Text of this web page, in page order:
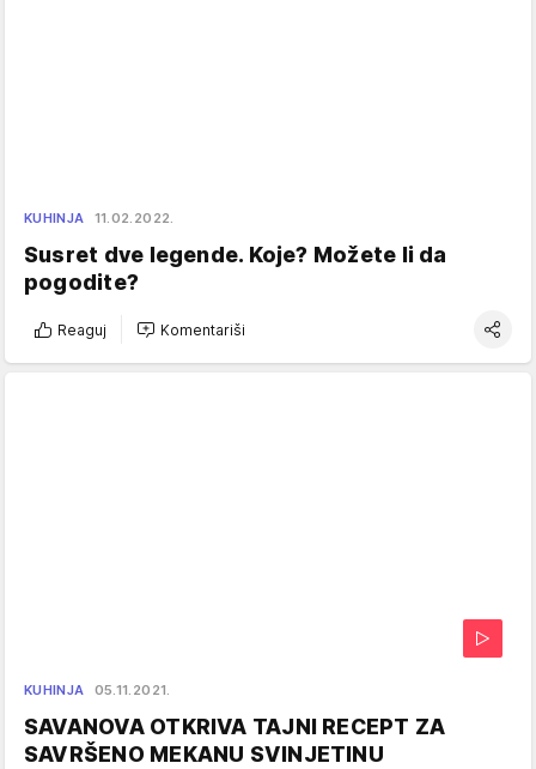
KUHINJA 11.02.2022.
Susret dve legende. Koje? Možete li da
pogodite?
Reaguj Komentariši
KUHINJA 05.11.2021.
SAVANOVA OTKRIVA TAJNI RECEPT ZA
SAVRŠENO MEKANU SVINJETINU